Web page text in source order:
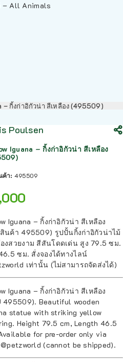
– All Animals
– กิ้งก่าอิกัวน่า สีเหลือง (495509)
Poulsen
Iguana – กิ้งก่าอิกัวน่า สีเหลือง
ค้า: 495509
Iguana – กิ้งก่าอิกัวน่า สีเหลือง
นค้า 495509) รูปปั้นกิ้งก่าอิกัวน่าไม้
งสวยงาม สีสันโดดเด่น สูง 79.5 ซม.
ซม. สั่งจองได้ทางไลน์
เท่านั้น (ไม่สามารถจัดส่งได้)
Iguana – กิ้งก่าอิกัวน่า สีเหลือง
495509). Beautiful wooden
statue with striking yellow
Height 79.5 cm, Length 46.5
for pre-order only via
(cannot be shipped).